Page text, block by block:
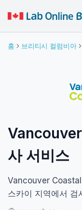
홈 브리티시 컬럼비아
사 서비스
Vancouver
스카이 지역에서 검